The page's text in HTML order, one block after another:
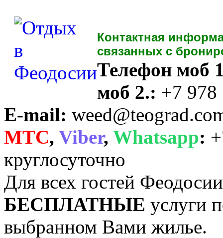
Контактная
связанных с
Телефон моб
моб 2.: +7 978
E-mail:
MTC, Viber, Whatsapp:
круглосуточно
Для всех гостей
БЕСПЛАТНЫЕ услуги
выбранном Вами жилье.